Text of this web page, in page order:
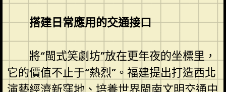
搭建日常應用的交通接口
將“閩式笑劇坊”放在更年夜的坐標里，
它的價值不止于“熱烈”。福建提出打造西北